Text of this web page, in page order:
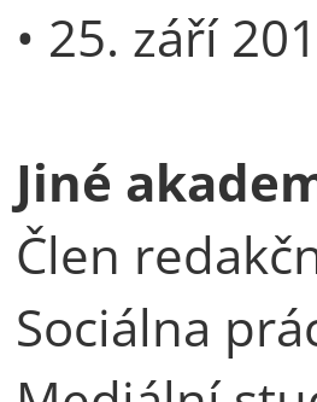
• 25. září
Jiné
Člen
Sociálna